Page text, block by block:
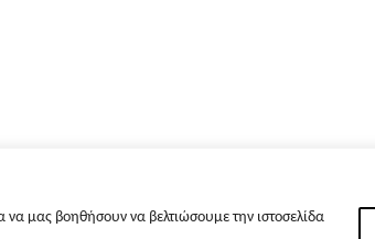
μας βοηθήσουν να βελτιώσουμε την ιστοσελίδα